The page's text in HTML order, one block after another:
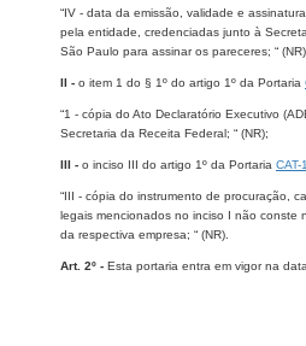
“IV - data da emissão, validade e
pela entidade, credenciadas junto à
São Paulo para assinar os pareceres; “
II - o item 1 do § 1º do artigo 1º da Portaria
“1 - cópia do Ato Declaratório Executivo
Secretaria da Receita Federal; “ (NR);
III - o inciso III do artigo 1º da Portaria CAT-
“III - cópia do instrumento de procuração,
legais mencionados no inciso I não conste
da respectiva empresa; “ (NR).
Art. 2º - Esta portaria entra em vigor na